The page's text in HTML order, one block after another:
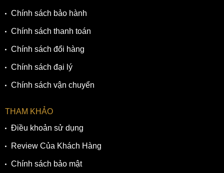
Chính sách bảo hành
Chính sách thanh toán
Chính sách đổi hàng
Chính sách đại lý
Chính sách vận chuyển
THAM KHẢO
Điều khoản sử dụng
Review Của Khách Hàng
Chính sách bảo mật